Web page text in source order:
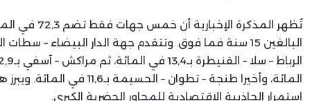
تُظهر المذكرة
المائة، وأخيرا طنجة – تطوان –
استمرار الجاذبية الاقتصادية للمحاور الحضرية الكبرى.